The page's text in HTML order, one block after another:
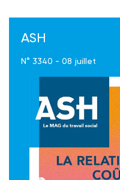
ASH
N° 3340 - 08 juillet